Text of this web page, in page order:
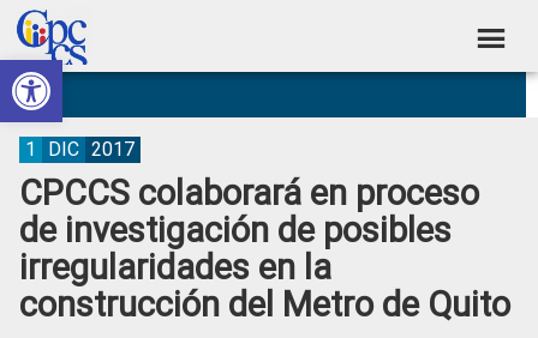
Abrir barra de herramientas
Skip
to
primary
navigation
Skip
to
main
content
Skip
to
primary
sidebar
Skip
to
footer
Consejo
de
Participación
Ciudadana
Control
Social
Construyendo
Poder
Ciudadano
CPCCS colaborará en proceso
de investigación de posibles
irregularidades en la
construcción del Metro de Quito
1 DIC 2017